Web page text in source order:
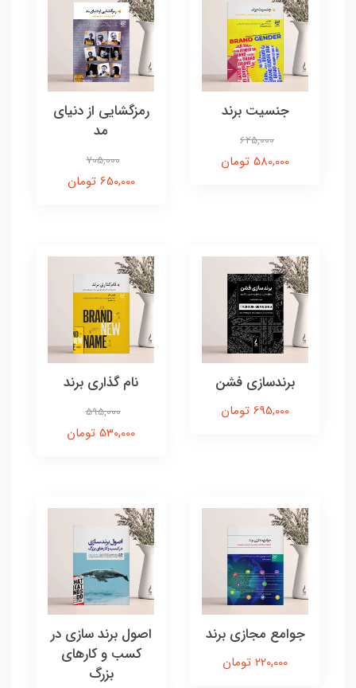
جنسیت برند
625,000
580,000 تومان
رمزگشایی از دنیای
مد
705,000
650,000 تومان
برندسازی فشن
695,000 تومان
نام گذاری برند
595,000
530,000 تومان
جوامع مجازی برند
220,000 تومان
اصول برند سازی در
کسب و کارهای
بزرگ